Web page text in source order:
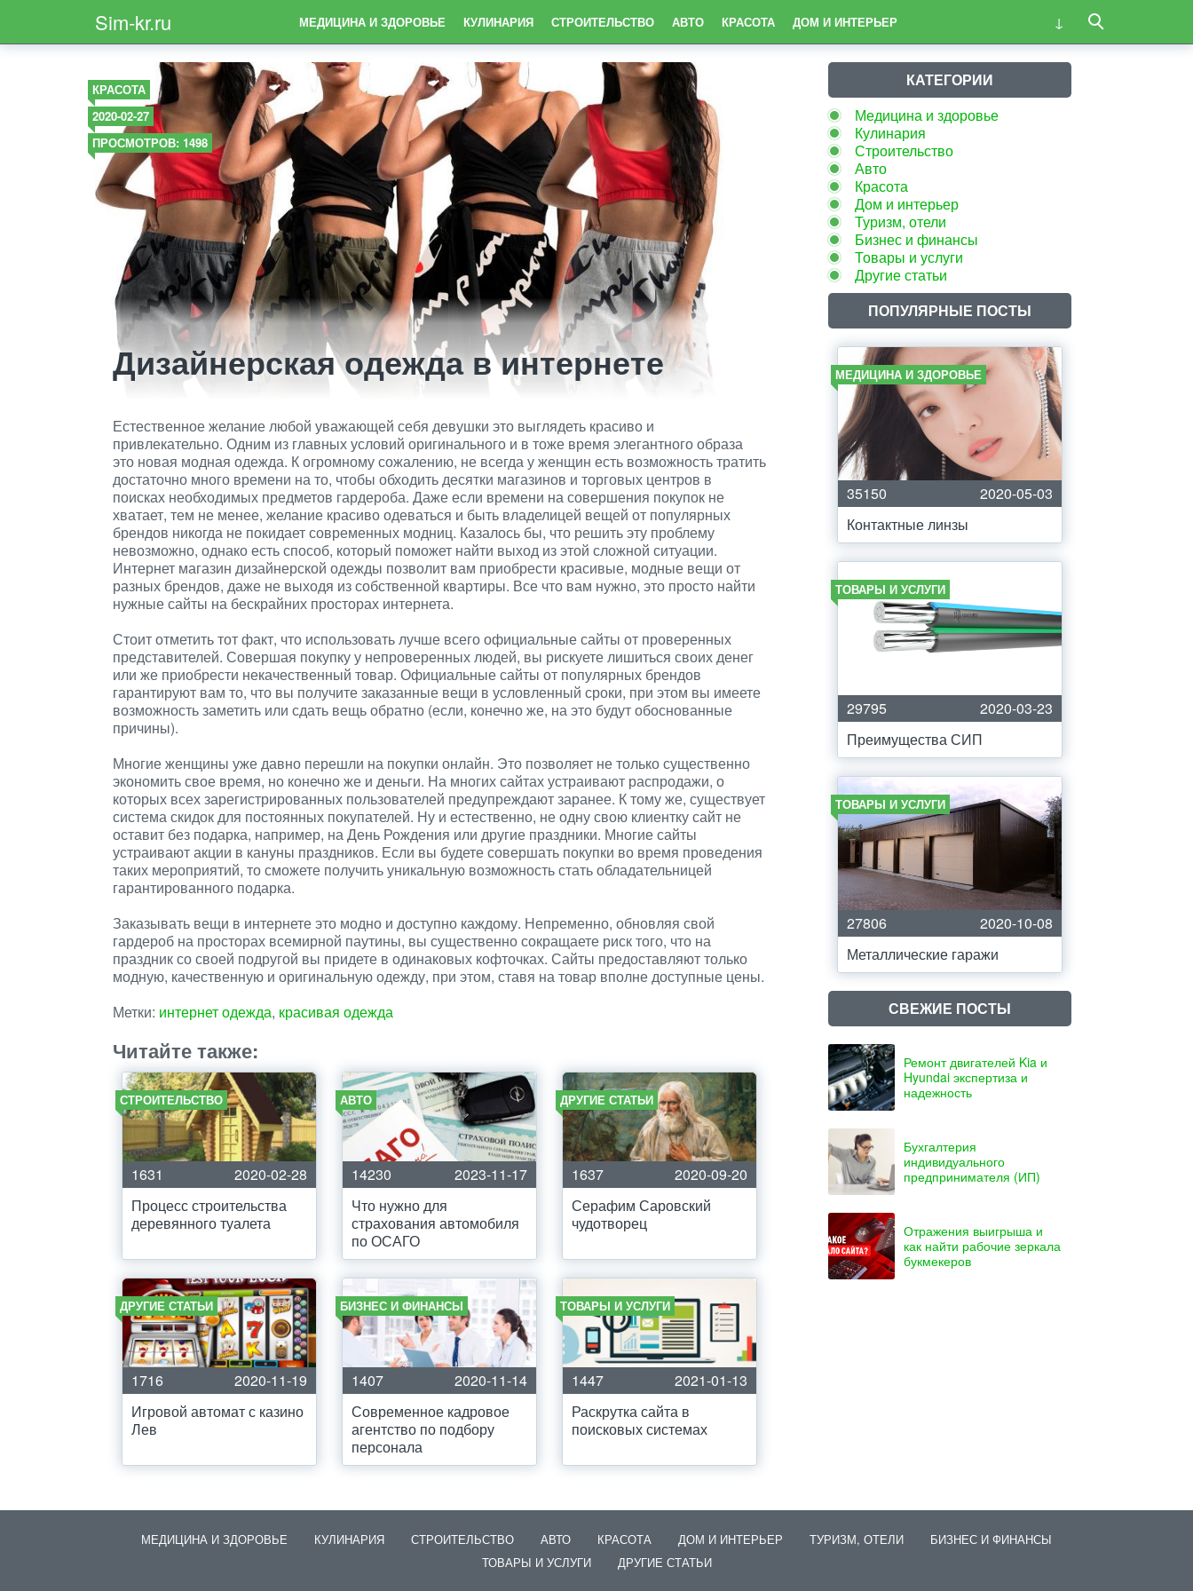
Sim-kr.ru МЕДИЦИНА И ЗДОРОВЬЕ КУЛИНАРИЯ СТРОИТЕЛЬСТВО АВТО КРАСОТА ДОМ И ИНТЕРЬЕР
КРАСОТА
2020-02-27
ПРОСМОТРОВ: 1498
Дизайнерская одежда в интернете
Естественное желание любой уважающей себя девушки это выглядеть красиво и
привлекательно. Одним из главных условий оригинального и в тоже время элегантного образа
это новая модная одежда. К огромному сожалению, не всегда у женщин есть возможность тратить
достаточно много времени на то, чтобы обходить десятки магазинов и торговых центров в
поисках необходимых предметов гардероба. Даже если времени на совершения покупок не
хватает, тем не менее, желание красиво одеваться и быть владелицей вещей от популярных
брендов никогда не покидает современных модниц. Казалось бы, что решить эту проблему
невозможно, однако есть способ, который поможет найти выход из этой сложной ситуации.
Интернет магазин дизайнерской одежды позволит вам приобрести красивые, модные вещи от
разных брендов, даже не выходя из собственной квартиры. Все что вам нужно, это просто найти
нужные сайты на бескрайних просторах интернета.
Стоит отметить тот факт, что использовать лучше всего официальные сайты от проверенных
представителей. Совершая покупку у непроверенных людей, вы рискуете лишиться своих денег
или же приобрести некачественный товар. Официальные сайты от популярных брендов
гарантируют вам то, что вы получите заказанные вещи в условленный сроки, при этом вы имеете
возможность заметить или сдать вещь обратно (если, конечно же, на это будут обоснованные
причины).
Многие женщины уже давно перешли на покупки онлайн. Это позволяет не только существенно
экономить свое время, но конечно же и деньги. На многих сайтах устраивают распродажи, о
которых всех зарегистрированных пользователей предупреждают заранее. К тому же, существует
система скидок для постоянных покупателей. Ну и естественно, не одну свою клиентку сайт не
оставит без подарка, например, на День Рождения или другие праздники. Многие сайты
устраивают акции в кануны праздников. Если вы будете совершать покупки во время проведения
таких мероприятий, то сможете получить уникальную возможность стать обладательницей
гарантированного подарка.
Заказывать вещи в интернете это модно и доступно каждому. Непременно, обновляя свой
гардероб на просторах всемирной паутины, вы существенно сокращаете риск того, что на
праздник со своей подругой вы придете в одинаковых кофточках. Сайты предоставляют только
модную, качественную и оригинальную одежду, при этом, ставя на товар вполне доступные цены.
Метки: интернет одежда, красивая одежда
Читайте также:
СТРОИТЕЛЬСТВО
1631
2020-02-28
Процесс строительства
деревянного туалета
АВТО
14230
2023-11-17
Что нужно для
страхования автомобиля
по ОСАГО
ДРУГИЕ СТАТЬИ
1637
2020-09-20
Серафим Саровский
чудотворец
ДРУГИЕ СТАТЬИ
1716
2020-11-19
Игровой автомат с казино
Лев
БИЗНЕС И ФИНАНСЫ
1407
2020-11-14
Современное кадровое
агентство по подбору
персонала
ТОВАРЫ И УСЛУГИ
1447
2021-01-13
Раскрутка сайта в
поисковых системах
КАТЕГОРИИ
Медицина и здоровье
Кулинария
Строительство
Авто
Красота
Дом и интерьер
Туризм, отели
Бизнес и финансы
Товары и услуги
Другие статьи
ПОПУЛЯРНЫЕ ПОСТЫ
МЕДИЦИНА И ЗДОРОВЬЕ
35150
2020-05-03
Контактные линзы
ТОВАРЫ И УСЛУГИ
29795
2020-03-23
Преимущества СИП
ТОВАРЫ И УСЛУГИ
27806
2020-10-08
Металлические гаражи
СВЕЖИЕ ПОСТЫ
Ремонт двигателей Kia и
Hyundai экспертиза и
надежность
Бухгалтерия
индивидуального
предпринимателя (ИП)
Отражения выигрыша и
как найти рабочие зеркала
букмекеров
МЕДИЦИНА И ЗДОРОВЬЕ КУЛИНАРИЯ СТРОИТЕЛЬСТВО АВТО КРАСОТА ДОМ И ИНТЕРЬЕР ТУРИЗМ, ОТЕЛИ
БИЗНЕС И ФИНАНСЫ
ТОВАРЫ И УСЛУГИ
ДРУГИЕ СТАТЬИ